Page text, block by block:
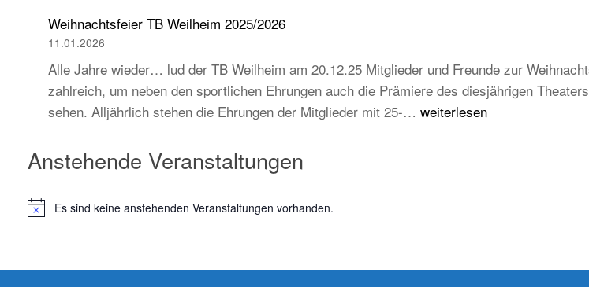
Weihnachtsfeier TB Weilheim 2025/2026
11.01.2026
Alle Jahre wieder… lud der TB Weilheim am 20.12.25 Mitglieder und Freunde zur
zahlreich, um neben den sportlichen Ehrungen auch die Prämiere des diesjährigen
sehen. Alljährlich stehen die Ehrungen der Mitglieder mit 25-… Weihnachtsfeier
weiterlesen
Anstehende Veranstaltungen
H
w
Es sind keine anstehenden Veranstaltungen vorhanden.